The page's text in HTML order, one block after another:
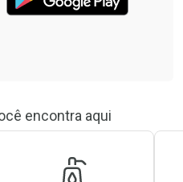
encontra aqui